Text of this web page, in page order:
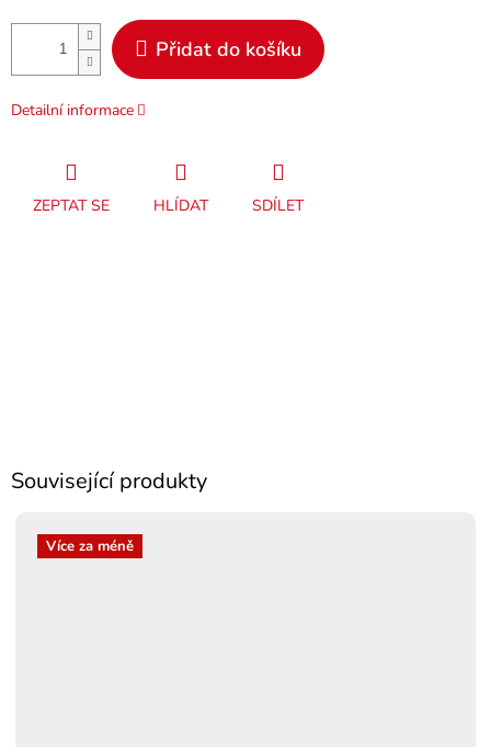
Přidat do košíku
Detailní informace
ZEPTAT SE HLÍDAT SDÍLET
Související produkty
Více za méně